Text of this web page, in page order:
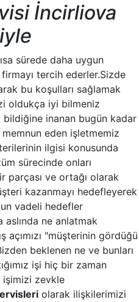
İncirliova
sürede daha uygun
tercih ederler.Sizde
bu koşulları sağlamak
oldukça iyi bilmeniz
inanan bugün kadar
eden işletmemiz
ilgisi konusunda
sürecinde onları
parçası ve ortağı olarak
kazanmayı hedefleyerek
vadeli hedefler
ne anlatmak
açımızı "müşterinin gördüğü
beklenen ne ve bunları
işi hiç bir zaman
işimizi zevkle
olarak ilişkilerimizi